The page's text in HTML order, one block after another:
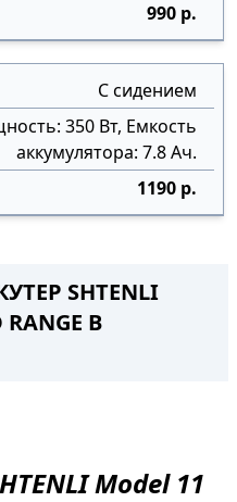
990 р.
С сидением
350 Вт, Емкость
аккумулятора: 7.8 Ач.
1190 р.
SHTENLI
RANGE В
Model 11